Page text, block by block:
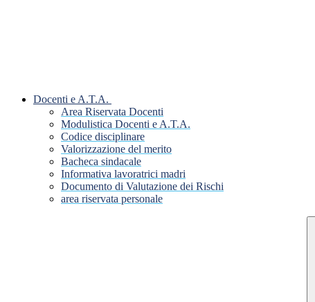
Docenti e A.T.A.
Area Riservata Docenti
Modulistica Docenti e A.T.A.
Codice disciplinare
Valorizzazione del merito
Bacheca sindacale
Informativa lavoratrici madri
Documento di Valutazione dei Rischi
area riservata personale